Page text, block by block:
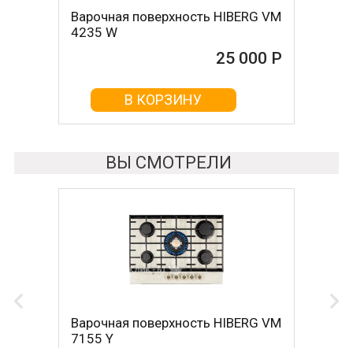
Варочная поверхность HIBERG VM
4235 W
25 000 Р
В КОРЗИНУ
Варочная поверхность
KUPPERSBERG fa63if01
25 000 Р
В КОРЗИНУ
ВЫ СМОТРЕЛИ
Варочная поверхность HIBERG VM
7155 Y